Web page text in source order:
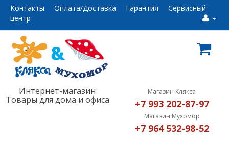
Контакты Оплата/Доставка Гарантия
Сервисный
центр
Интернет-магазин
Товары для дома и офиса
Магазин Клякса
+7 993 202-87-97
Магазин Мухомор
+7 964 532-98-52